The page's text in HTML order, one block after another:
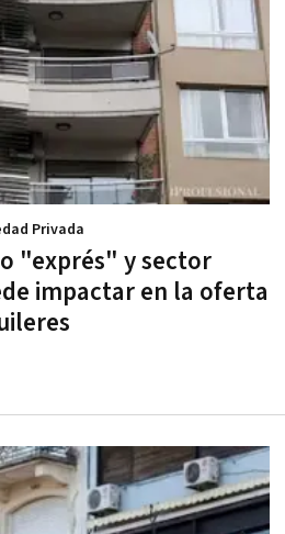
"exprés" y sector
impactar en la oferta
Privada